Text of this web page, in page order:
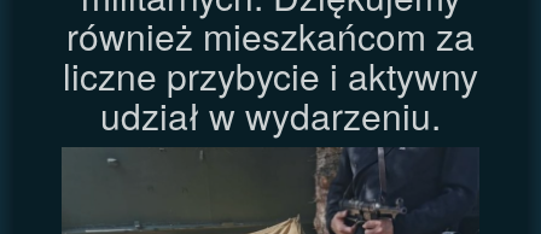
również mieszkańcom za
liczne przybycie i aktywny
udział w wydarzeniu.